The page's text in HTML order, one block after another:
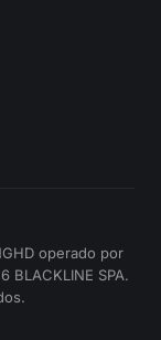
operado por
BLACKLINE SPA.